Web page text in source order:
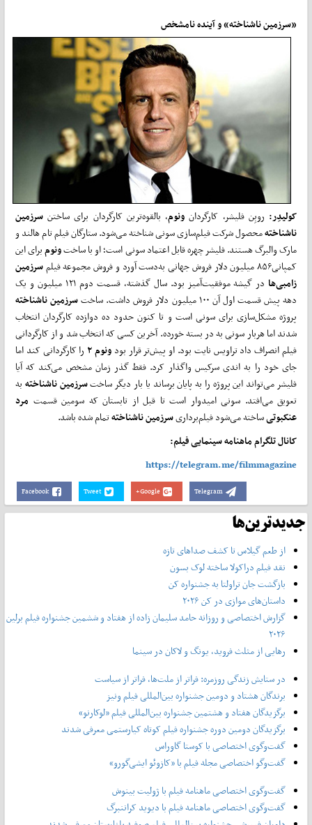
«سرزمین ناشناخته» و آینده نامشخص
کولیدِر:روبِن فلیشر، کارگردان ونوم، بالقوه‌ترین کارگردان برای ساختن سرزمین
ناشناختهمحصول شرکت فیلم‌سازی سونی شناخته می‌شود. ستارگان فیلم تام هالند و
مارک والبرگ هستند. فلیشر چهره قابل اعتماد سونی است؛ او با ساختونومبرای این
کمپانی۸۵۶ میلیون دلار فروش جهانی به‌دست آورد و فروش مجموعه فیلم
سرزمین
زامبی‌ها
در گیشه موفقیت‌آمیز بود. سال گذشته، قسمت دوم ۱۲۱ میلیون و یک
دهه پیش قسمت اول آن ۱۰۰ میلیون دلار فروش داشت. ساخت
سرزمین ناشناخته
پروژه‌ مشکل‌سازی برای سونی است و تا کنون حدود ده دوازده کارگردان انتخاب
شدند اما هربار سونی به در بسته خورده. آخرین کسی که انتخاب شد و از کارگردانی
فیلم انصراف داد تراویس نایت بود. او پیش‌تر قرار بودونوم ۲ را کارگردانی کند اما
جای خود را به اندی سرکیس واگذار کرد. فقط گذر زمان مشخص می‌کند که آیا
فلیشر می‌تواند این پروژه را به پایان برساند یا بار دیگر ساختسرزمین ناشناختهبه
تعویق می‌افتد. سونی امیدوار است تا قبل از تابستان که سومین قسمت مرد
عنکبوتیساخته می‌شود فیلم‌برداریسرزمین ناشناختهتمام شده باشد.
کانال تلگرام ماهنامه سینمایی فیلم:
https://telegram.me/filmmagazine
Facebook Tweet Google+ Telegram
جدیدترین‌ها
از طعم گیلاس تا کشف صداهای تازه
نقد فیلم دراکولا ساخته لوک بسون
بازگشت جان تراولتا به جشنواره کن
داستان‌های موازی در کن ۲۰۲۶
گزارش اختصاصی و روزانه حامد سلیمان زاده از هفتاد و‌ ششمین جشنواره فیلم برلین
۲۰۲۶
رهایی از مثلث فروید، یونگ و لاکان در سینما
در ستایش زندگی روزمره: فراتر از ملت‌ها، فراتر از سیاست
برندگان هشتاد و دومین جشنواره بین‌المللی فیلم ونیز
برگزیدگان هفتاد و هشتمین جشنواره بین‌المللی فیلم «لوکارنو»
برگزیدگان دومین دوره جشنواره فیلم کوتاه کیارستمی معرفی شدند
گفت‌وگوی اختصاصی با کوستا گاوراس
گفت‌وگو اختصاصی مجله فیلم با «کازوئو ایشی‌گورو»
گفت‌وگوی اختصاصی ماهنامه فیلم با ژولیت بینوش
گفت‌وگوی اختصاصی ماهنامه فیلم با دیوید کراننبرگ